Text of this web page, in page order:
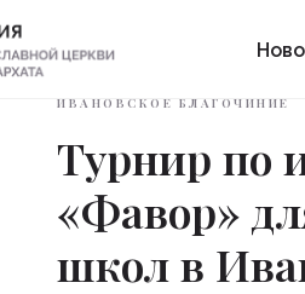
ИВАНОВСКОЕ БЛАГОЧИНИЕ
Турнир по
«Фавор»
школ в